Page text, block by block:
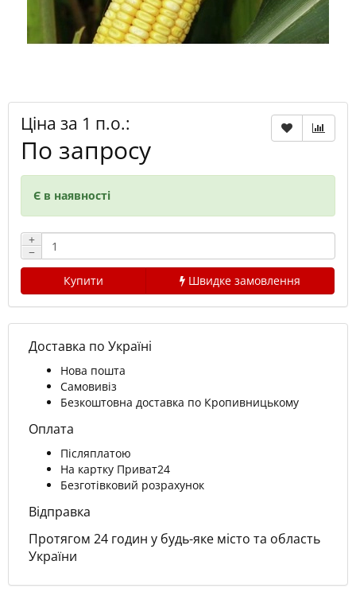
Ціна за 1 п.о.:
По запросу
Є в наявності
+
−
Купити
Швидке замовлення
Доставка по Україні
Нова пошта
Самовивіз
Безкоштовна доставка по Кропивницькому
Оплата
Післяплатою
На картку Приват24
Безготівковий розрахунок
Відправка
Протягом 24 годин у будь-яке місто та область
України